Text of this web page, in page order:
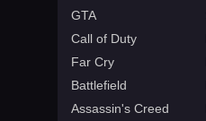
GTA
Call of Duty
Far Cry
Battlefield
Assassin's Creed